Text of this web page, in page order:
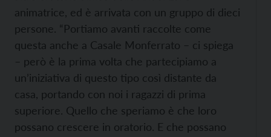
animatrice, ed è arrivata con un gruppo di dieci
persone. “Portiamo avanti raccolte come
questa anche a Casale Monferrato – ci spiega
– però è la prima volta che partecipiamo a
un’iniziativa di questo tipo così distante da
casa, portando con noi i ragazzi di prima
superiore. Quello che speriamo è che loro
possano crescere in oratorio. E che possano